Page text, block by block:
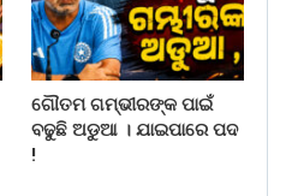
ଗୌତମ ଗମ୍ଭୀରଙ୍କ ପାଇଁ
ବଢୁଛି ଅଡୁଆ । ଯାଇପାରେ ପଦ
!